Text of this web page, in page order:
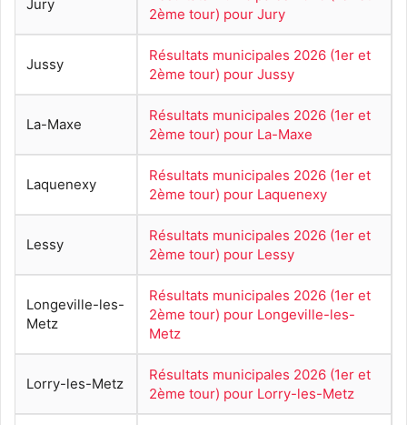
Jury
2ème tour) pour Jury
Jussy
Résultats municipales 2026 (1er et
2ème tour) pour Jussy
La-Maxe
Résultats municipales 2026 (1er et
2ème tour) pour La-Maxe
Laquenexy
Résultats municipales 2026 (1er et
2ème tour) pour Laquenexy
Lessy
Résultats municipales 2026 (1er et
2ème tour) pour Lessy
Longeville-les-
Metz
Résultats municipales 2026 (1er et
2ème tour) pour Longeville-les-
Metz
Lorry-les-Metz
Résultats municipales 2026 (1er et
2ème tour) pour Lorry-les-Metz